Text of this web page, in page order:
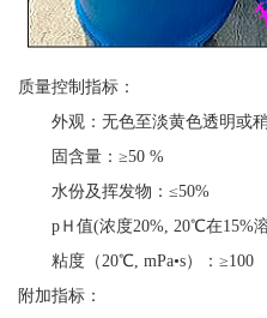
质量控制指标：
外观：无色至淡黄色透明或稍
固含量：≥50 %
水份及挥发物：≤50%
pＨ值(浓度20%, 20℃在15%溶
粘度（20℃, mPa•s）：≥100
附加指标：